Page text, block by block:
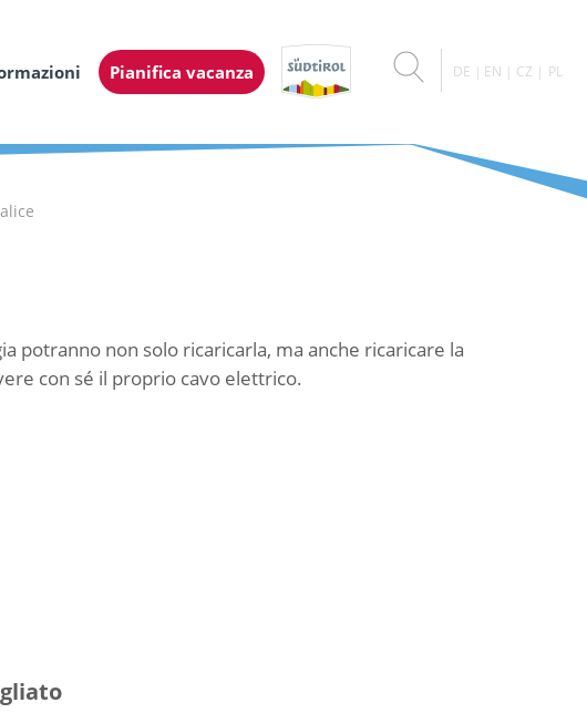
Pianifica vacanza DE EN CZ PL
potranno non solo ricaricarla, ma anche ricaricare la
con sé il proprio cavo elettrico.